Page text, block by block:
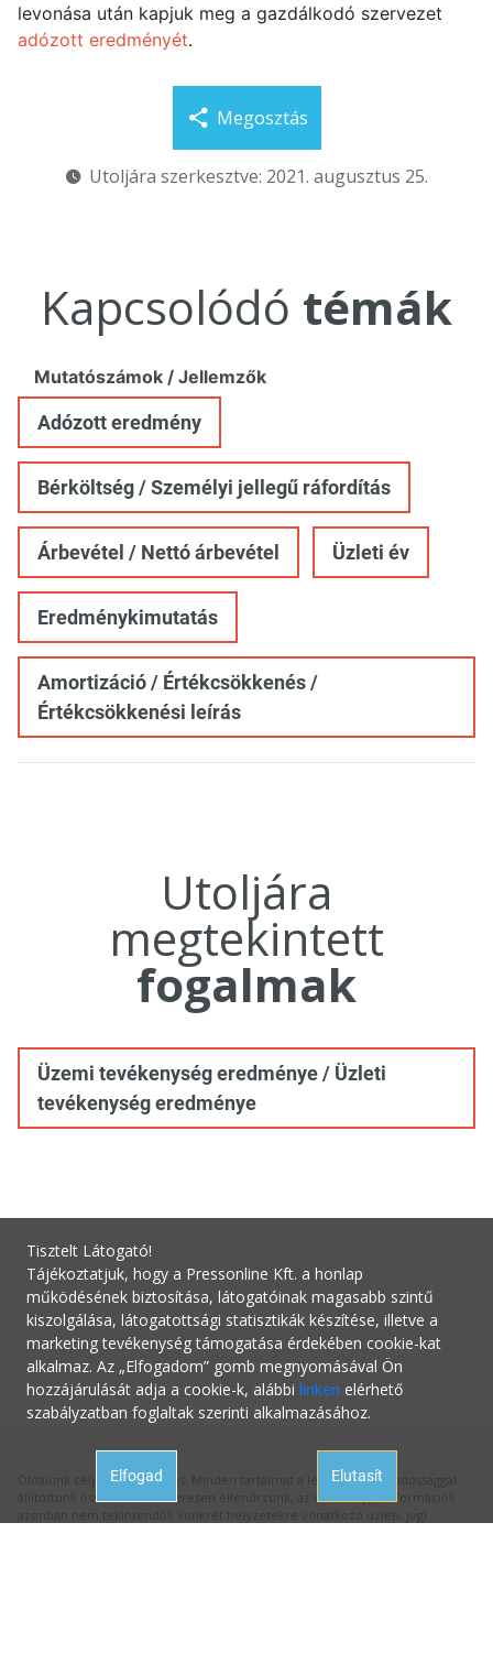
levonása után kapjuk meg a gazdálkodó szervezet
adózott eredményét.
Megosztás
Utoljára szerkesztve: 2021. augusztus 25.
Kapcsolódó témák
Mutatószámok / Jellemzők
Adózott eredmény
Bérköltség / Személyi jellegű ráfordítás
Árbevétel / Nettó árbevétel Üzleti év
Eredménykimutatás
Amortizáció / Értékcsökkenés /
Értékcsökkenési leírás
Utoljára
megtekintett
fogalmak
Üzemi tevékenység eredménye / Üzleti
tevékenység eredménye
Oldalunk célja a tájékoztatás. Minden tartalmat a legnagyobb gondossággal
állítottunk össze és rendszeresen ellenőrzünk, az itt szereplő információk
Tisztelt Látogató!
Tájékoztatjuk, hogy a Pressonline Kft. a honlap
működésének biztosítása, látogatóinak magasabb szintű
kiszolgálása, látogatottsági statisztikák készítése, illetve a
marketing tevékenység támogatása érdekében cookie-kat
alkalmaz. Az „Elfogadom” gomb megnyomásával Ön
hozzájárulását adja a cookie-k, alábbi linken elérhető
szabályzatban foglaltak szerinti alkalmazásához.
Elfogad Elutasít